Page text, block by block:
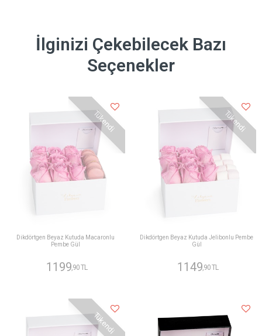
İlginizi Çekebilecek Bazı
Seçenekler
Tükendi
Dikdörtgen Beyaz Kutuda Macaronlu
Pembe Gül
1199 ,90 TL
Tükendi
Dikdörtgen Beyaz Kutuda Jelibonlu Pembe
Gül
1149 ,90 TL
Tükendi